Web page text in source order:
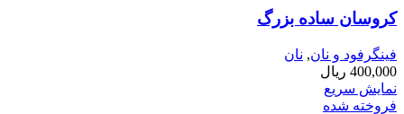
کروسان ساده بزرگ
فینگرفود و نان‌, نان
400,000 ریال
نمایش سریع
فروخته شده